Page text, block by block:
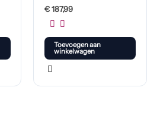
€187,99
Toevoegen aan
winkelwagen